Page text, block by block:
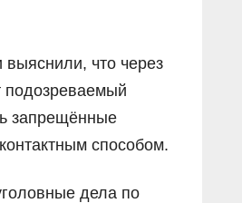
выяснили, что через
подозреваемый
запрещённые
способом.
дела по